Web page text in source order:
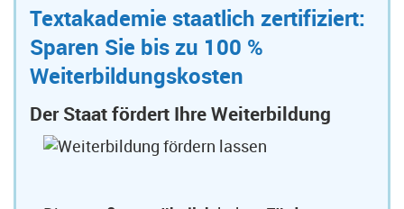
Textakademie staatlich zertifiziert:
Sparen Sie bis zu 100 %
Weiterbildungskosten
Der Staat fördert Ihre Weiterbildung